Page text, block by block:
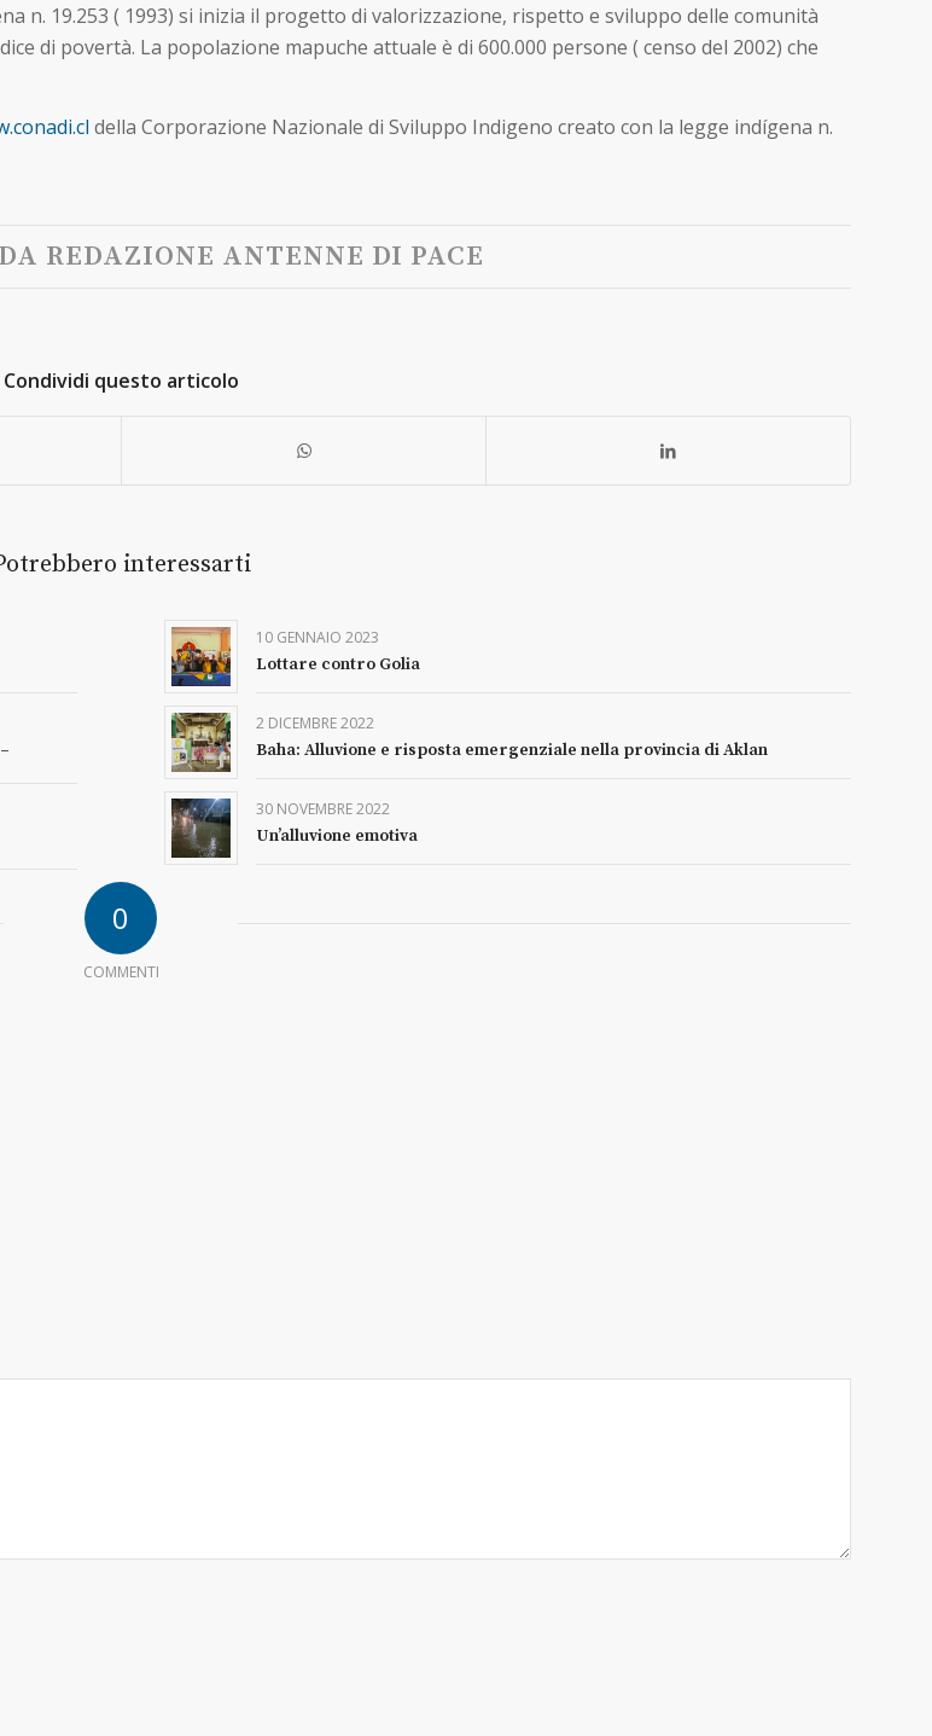
n. 19.253 ( 1993) si inizia il progetto di valorizzazione, rispetto e sviluppo delle comunità
di povertà. La popolazione mapuche attuale è di 600.000 persone ( censo del 2002) che
della Corporazione Nazionale di Sviluppo Indigeno creato con la legge indígena n.
DA REDAZIONE ANTENNE DI PACE
Condividi questo articolo
interessarti
10 GENNAIO 2023
Lottare contro Golia
2 DICEMBRE 2022
Baha: Alluvione e risposta emergenziale nella provincia di Aklan
30 NOVEMBRE 2022
Un’alluvione emotiva
0
COMMENTI